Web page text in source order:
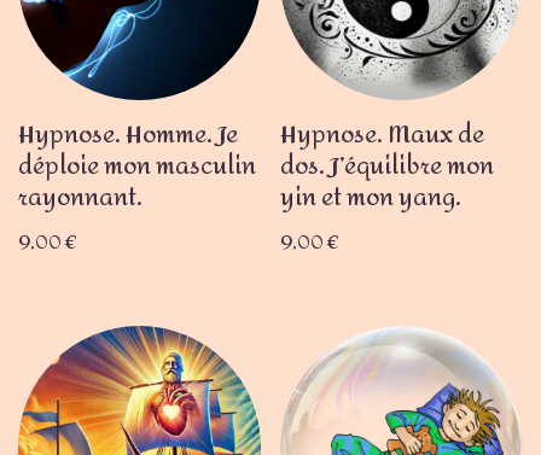
Hypnose. Homme. Je
déploie mon masculin
rayonnant.
9,00€
Hypnose. Maux de
dos. J’équilibre mon
yin et mon yang.
9,00€